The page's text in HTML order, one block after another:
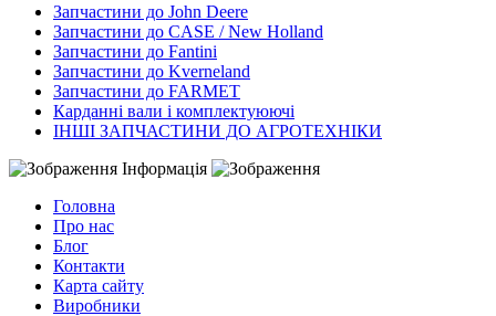
Запчастини до John Deere
Запчастини до CASE / New Holland
Запчастини до Fantini
Запчастини до Kverneland
Запчастини до FARMET
Карданні вали і комплектуюючі
ІНШІ ЗАПЧАСТИНИ ДО АГРОТЕХНІКИ
Інформація
Головна
Про нас
Блог
Контакти
Карта сайту
Виробники